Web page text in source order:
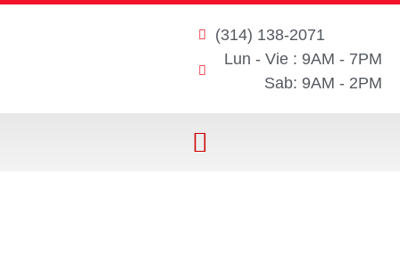
(314) 138-2071
Lun - Vie : 9AM - 7PM
Sab: 9AM - 2PM